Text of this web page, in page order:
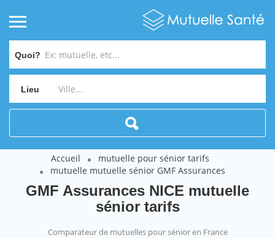
Quoi?
Lieu
Accueil
mutuelle pour sénior tarifs
mutuelle mutuelle sénior GMF Assurances
GMF Assurances NICE mutuelle
sénior tarifs
Comparateur de mutuelles pour sénior en France